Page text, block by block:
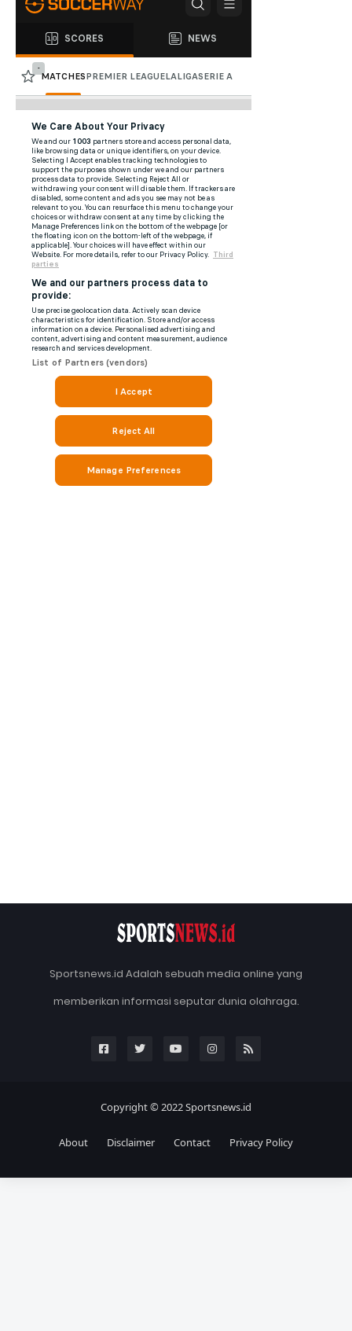
Sportsnews.id Adalah sebuah media online yang
memberikan informasi seputar dunia olahraga.
Copyright © 2022 Sportsnews.id
About Disclaimer Contact Privacy Policy